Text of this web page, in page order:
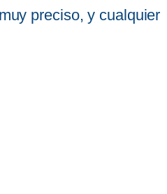
preciso, y cualquier